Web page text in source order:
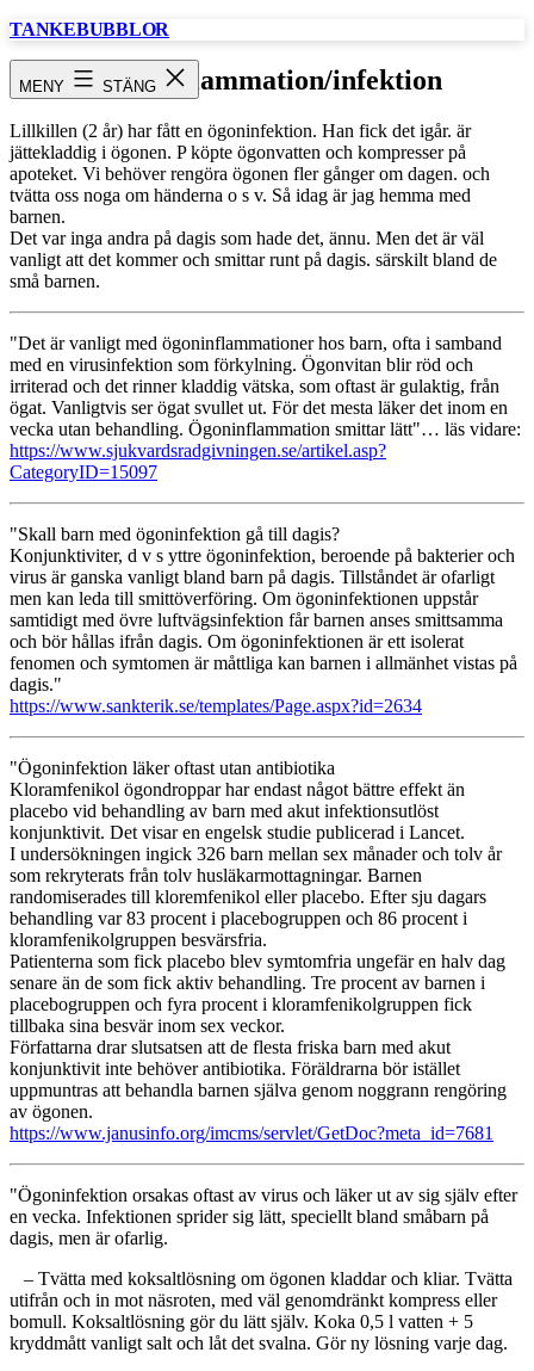
Hoppa
TANKEBUBBLOR
MENY STÄNG
Ögoninflammation/infektion
Lillkillen (2 år) har fått en ögoninfektion. Han fick det igår. är
jättekladdig i ögonen. P köpte ögonvatten och kompresser på
apoteket. Vi behöver rengöra ögonen fler gånger om dagen. och
tvätta oss noga om händerna o s v. Så idag är jag hemma med
barnen.
Det var inga andra på dagis som hade det, ännu. Men det är väl
vanligt att det kommer och smittar runt på dagis. särskilt bland de
små barnen.
"Det är vanligt med ögoninflammationer hos barn, ofta i samband
med en virusinfektion som förkylning. Ögonvitan blir röd och
irriterad och det rinner kladdig vätska, som oftast är gulaktig, från
ögat. Vanligtvis ser ögat svullet ut. För det mesta läker det inom en
vecka utan behandling. Ögoninflammation smittar lätt"… läs vidare:
https://www.sjukvardsradgivningen.se/artikel.asp?
CategoryID=15097
"Skall barn med ögoninfektion gå till dagis?
Konjunktiviter, d v s yttre ögoninfektion, beroende på bakterier och
virus är ganska vanligt bland barn på dagis. Tillståndet är ofarligt
men kan leda till smittöverföring. Om ögoninfektionen uppstår
samtidigt med övre luftvägsinfektion får barnen anses smittsamma
och bör hållas ifrån dagis. Om ögoninfektionen är ett isolerat
fenomen och symtomen är måttliga kan barnen i allmänhet vistas på
dagis."
https://www.sankterik.se/templates/Page.aspx?id=2634
"Ögoninfektion läker oftast utan antibiotika
Kloramfenikol ögondroppar har endast något bättre effekt än
placebo vid behandling av barn med akut infektionsutlöst
konjunktivit. Det visar en engelsk studie publicerad i Lancet.
I undersökningen ingick 326 barn mellan sex månader och tolv år
som rekryterats från tolv husläkarmottagningar. Barnen
randomiserades till kloremfenikol eller placebo. Efter sju dagars
behandling var 83 procent i placebogruppen och 86 procent i
kloramfenikolgruppen besvärsfria.
Patienterna som fick placebo blev symtomfria ungefär en halv dag
senare än de som fick aktiv behandling. Tre procent av barnen i
placebogruppen och fyra procent i kloramfenikolgruppen fick
tillbaka sina besvär inom sex veckor.
Författarna drar slutsatsen att de flesta friska barn med akut
konjunktivit inte behöver antibiotika. Föräldrarna bör istället
uppmuntras att behandla barnen själva genom noggrann rengöring
av ögonen.
https://www.janusinfo.org/imcms/servlet/GetDoc?meta_id=7681
"Ögoninfektion orsakas oftast av virus och läker ut av sig själv efter
en vecka. Infektionen sprider sig lätt, speciellt bland småbarn på
dagis, men är ofarlig.
– Tvätta med koksaltlösning om ögonen kladdar och kliar. Tvätta
utifrån och in mot näsroten, med väl genomdränkt kompress eller
bomull. Koksaltlösning gör du lätt själv. Koka 0,5 l vatten + 5
kryddmått vanligt salt och låt det svalna. Gör ny lösning varje dag.